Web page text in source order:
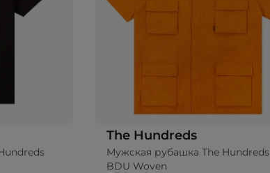
The Hundreds
Мужская рубашка The Hundreds
BDU Woven